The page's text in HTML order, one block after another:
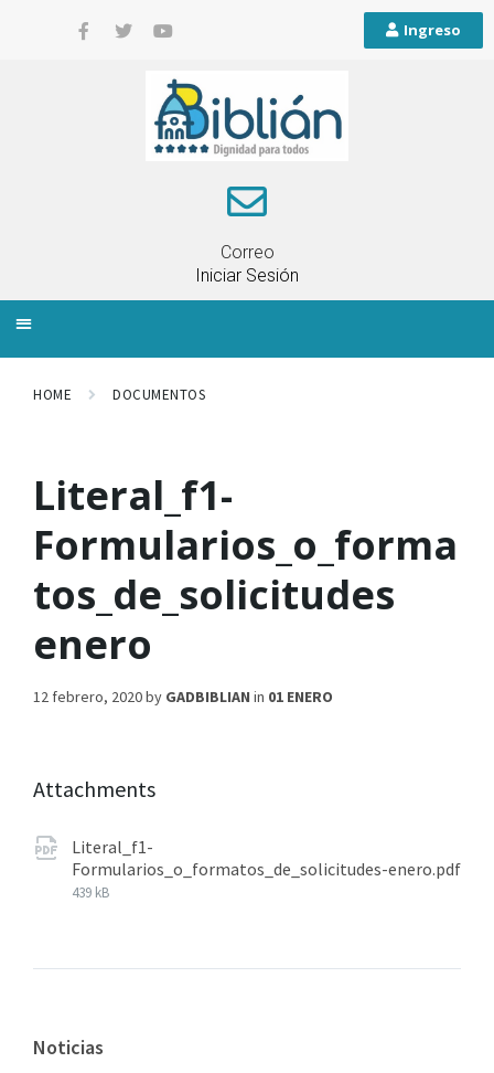
Ingreso
Correo
Iniciar Sesión
HOME DOCUMENTOS
Literal_f1-
Formularios_o_forma
tos_de_solicitudes
enero
12 febrero, 2020by GADBIBLIAN in 01 ENERO
Attachments
Literal_f1-
Formularios_o_formatos_de_solicitudes-enero.pdf
439 kB
Noticias